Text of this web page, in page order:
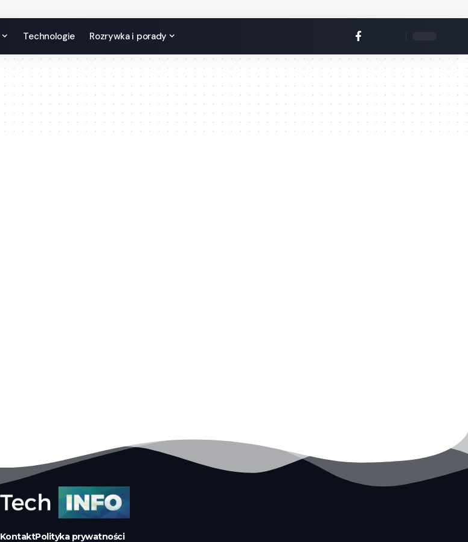
Technologie Rozrywka i porady
KontaktPolityka prywatności